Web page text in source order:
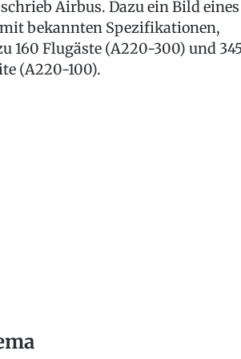
Airbus. Dazu ein Bild eines
bekannten Spezifikationen,
160 Flugäste (A220-300) und
(A220-100).